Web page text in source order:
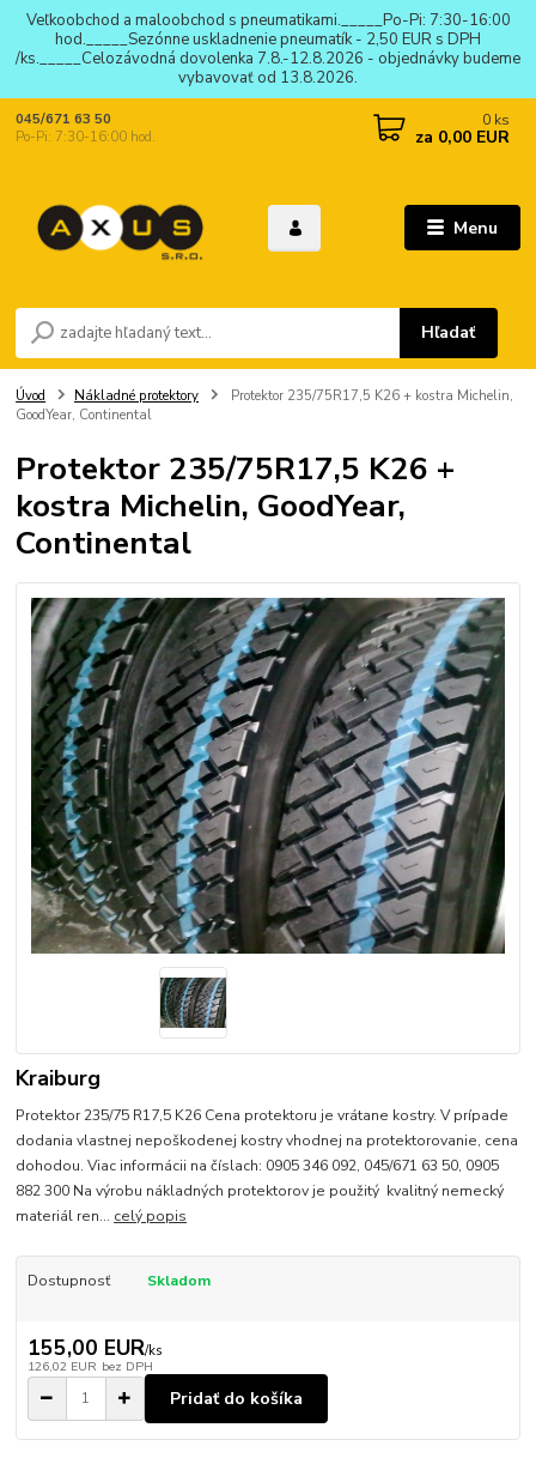
Veľkoobchod a maloobchod s pneumatikami._____Po-Pi: 7:30-16:00
hod._____Sezónne uskladnenie pneumatík - 2,50 EUR s DPH
/ks._____Celozávodná dovolenka 7.8.-12.8.2026 - objednávky budeme
vybavovať od 13.8.2026.
Menu
Hľadať
045/671 63 50
Po-Pi: 7:30-16:00 hod.
0 ks
za 0,00 EUR
Úvod Nákladné protektory
Protektor 235/75R17,5 K26 + kostra Michelin,
GoodYear, Continental
Protektor 235/75R17,5 K26 +
kostra Michelin, GoodYear,
Continental
Kraiburg
Protektor 235/75 R17,5 K26 Cena protektoru je vrátane kostry. V prípade
dodania vlastnej nepoškodenej kostry vhodnej na protektorovanie, cena
dohodou. Viac informácii na číslach: 0905 346 092, 045/671 63 50, 0905
882 300 Na výrobu nákladných protektorov je použitý kvalitný nemecký
materiál ren... celý popis
Dostupnosť Skladom
155,00 EUR/ks
126,02 EUR bez DPH
Pridať do košíka